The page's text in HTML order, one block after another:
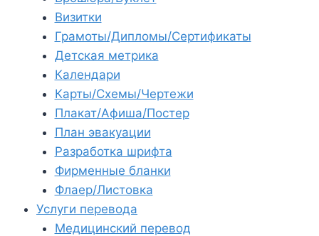
Визитки
Грамоты/Дипломы/Сертификаты
Детская метрика
Календари
Карты/Схемы/Чертежи
Плакат/Афиша/Постер
План эвакуации
Разработка шрифта
Фирменные бланки
Флаер/Листовка
Услуги перевода
Медицинский перевод